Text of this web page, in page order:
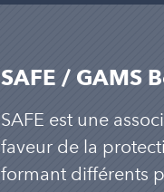
SAFE / GAMS
SAFE est une
faveur de la
formant différents